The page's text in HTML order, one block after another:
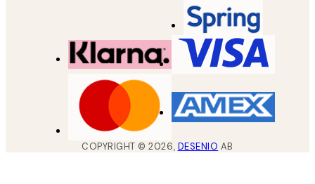
COPYRIGHT ©2026, DESENIO AB